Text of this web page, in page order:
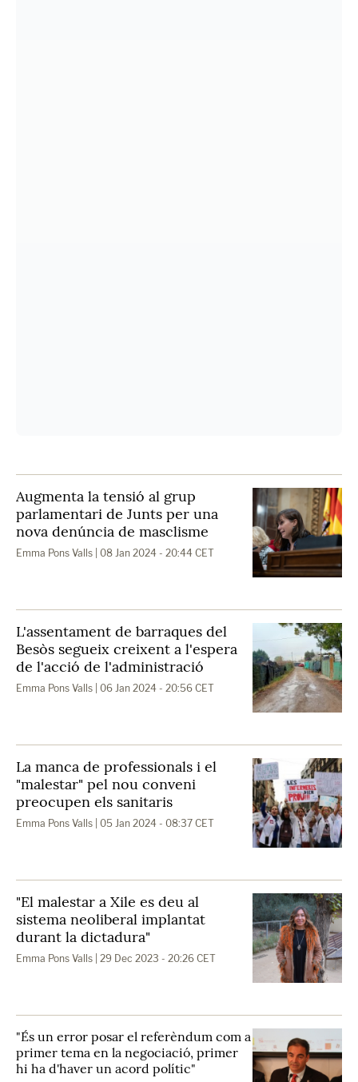
Augmenta la tensió al grup
parlamentari de Junts per una
nova denúncia de masclisme
Emma Pons Valls | 08 Jan 2024 - 20:44 CET
L'assentament de barraques del
Besòs segueix creixent a l'espera
de l'acció de l'administració
Emma Pons Valls | 06 Jan 2024 - 20:56 CET
La manca de professionals i el
"malestar" pel nou conveni
preocupen els sanitaris
Emma Pons Valls | 05 Jan 2024 - 08:37 CET
"El malestar a Xile es deu al
sistema neoliberal implantat
durant la dictadura"
Emma Pons Valls | 29 Dec 2023 - 20:26 CET
"És un error posar el referèndum com a
primer tema en la negociació, primer
hi ha d'haver un acord polític"